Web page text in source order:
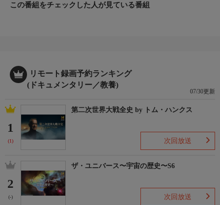
この番組をチェックした人が見ている番組
リモート録画予約ランキング
(ドキュメンタリー／教養)
07/30更新
1
(1)
第二次世界大戦全史 by トム・ハンクス
次回放送
2
(-)
ザ・ユニバース〜宇宙の歴史〜S6
次回放送